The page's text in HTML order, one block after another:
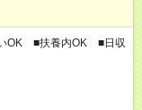
OK ■扶養内OK ■日収